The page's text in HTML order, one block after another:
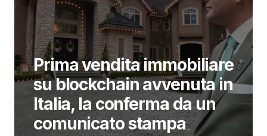
Prima vendita immobiliare
su blockchain avvenuta in
Italia, la conferma da un
comunicato stampa